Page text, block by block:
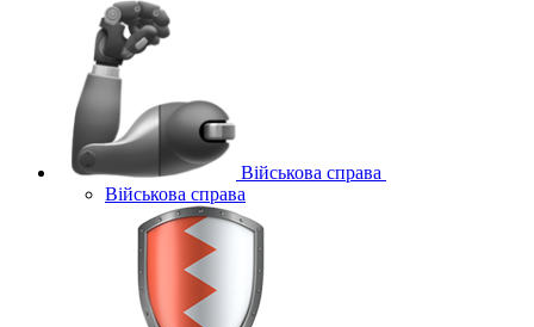
Військова справа
Військова справа